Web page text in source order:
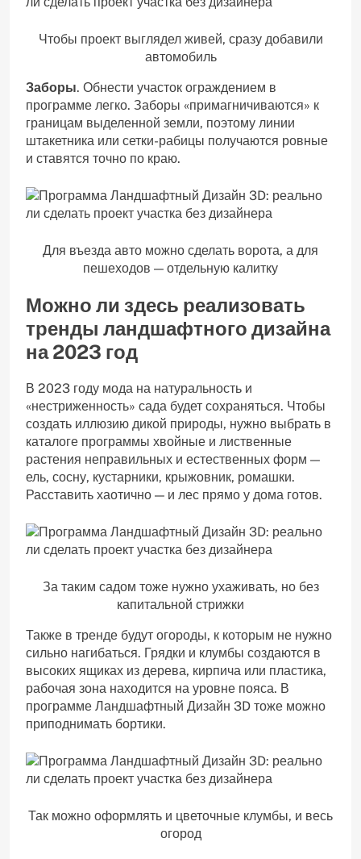
Чтобы проект выглядел живей, сразу добавили
автомобиль
Заборы. Обнести участок ограждением в
программе легко. Заборы «примагничиваются» к
границам выделенной земли, поэтому линии
штакетника или сетки-рабицы получаются ровные
и ставятся точно по краю.
Для въезда авто можно сделать ворота, а для
пешеходов — отдельную калитку
Можно ли здесь реализовать
тренды ландшафтного дизайна
на 2023 год
В 2023 году мода на натуральность и
«нестриженность» сада будет сохраняться. Чтобы
создать иллюзию дикой природы, нужно выбрать в
каталоге программы хвойные и лиственные
растения неправильных и естественных форм —
ель, сосну, кустарники, крыжовник, ромашки.
Расставить хаотично — и лес прямо у дома готов.
За таким садом тоже нужно ухаживать, но без
капитальной стрижки
Также в тренде будут огороды, к которым не нужно
сильно нагибаться. Грядки и клумбы создаются в
высоких ящиках из дерева, кирпича или пластика,
рабочая зона находится на уровне пояса. В
программе Ландшафтный Дизайн 3D тоже можно
приподнимать бортики.
Так можно оформлять и цветочные клумбы, и весь
огород